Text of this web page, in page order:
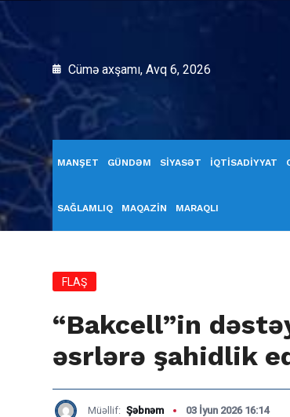
Cümə axşamı, Avq 6, 2026
MANŞET GÜNDƏM SİYASƏT İQTİSADİYYAT
SAĞLAMLIQ MAQAZİN MARAQLI
FLAŞ
“Bakcell”in
əsrlərə şahidlik
Müəllif: Şəbnəm 03 İyun 2026 16:14